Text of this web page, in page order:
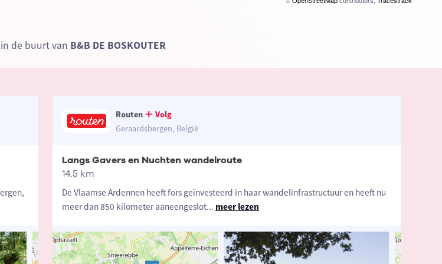
de buurt van B&B DE BOSKOUTER
Routen
Volg
Geraardsbergen, België
Langs Gavers en Nuchten wandelroute
14.5 km
De Vlaamse Ardennen heeft fors geïnvesteerd in haar wandelinfrastructuur en heeft nu
meer dan 850 kilometer aaneengeslot... meer lezen